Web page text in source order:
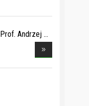
Prof. Andrzej